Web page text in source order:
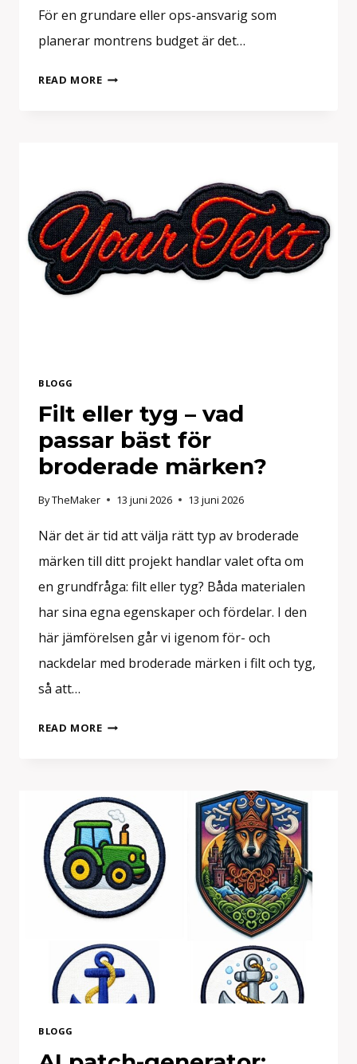
För en grundare eller ops-ansvarig som
planerar montrens budget är det…
READ MOREMÄSSGÅVOR
BEHÅLLS
BLOGG
Filt eller tyg – vad
passar bäst för
broderade märken?
ByTheMaker 13 juni 2026 13 juni 2026
När det är tid att välja rätt typ av broderade
märken till ditt projekt handlar valet ofta om
en grundfråga: filt eller tyg? Båda materialen
har sina egna egenskaper och fördelar. I den
här jämförelsen går vi igenom för- och
nackdelar med broderade märken i filt och tyg,
så att…
READ MOREFILT
VAD
PASSAR
BÄST
FÖR
BRODERADE
MÄRKEN?
BLOGG